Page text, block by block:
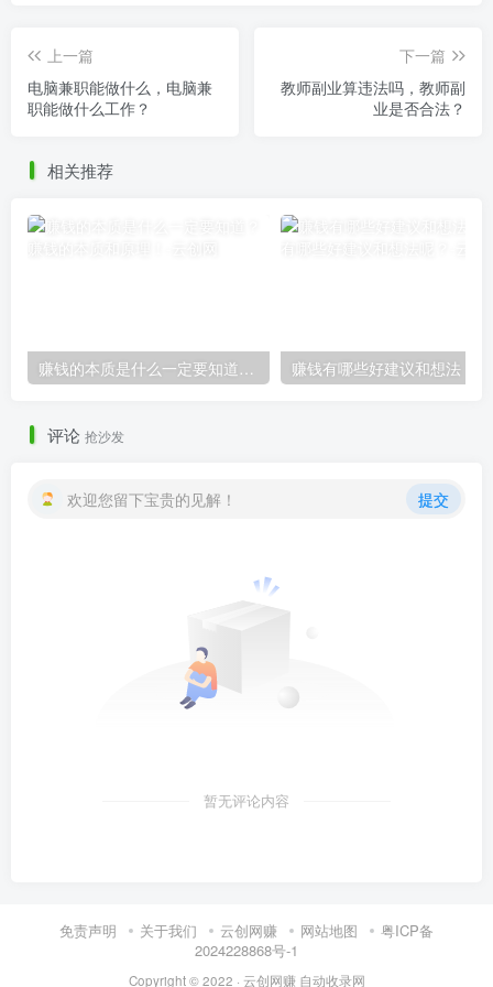
上一篇
电脑兼职能做什么，电脑兼
职能做什么工作？
下一篇
教师副业算违法吗，教师副
业是否合法？
相关推荐
评论 抢沙发
欢迎您留下宝贵的见解！ 提交
暂无评论内容
免责声明 关于我们 云创网赚 网站地图
粤ICP备
2024228868号-1
Copyright © 2022 · 云创网赚 自动收录网